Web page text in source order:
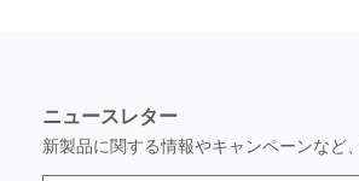
ニュースレター
新製品に関する情報やキャンペーンなど